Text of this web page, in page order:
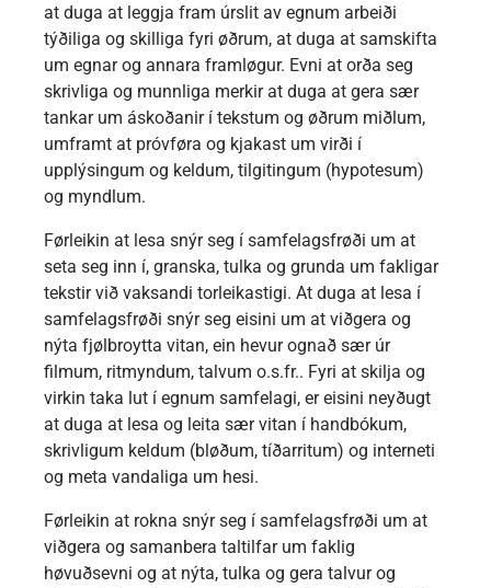
at duga at leggja fram úrslit av egnum arbeiði
týðiliga og skilliga fyri øðrum, at duga at samskifta
um egnar og annara framløgur. Evni at orða seg
skrivliga og munnliga merkir at duga at gera sær
tankar um áskoðanir í tekstum og øðrum miðlum,
umframt at próvføra og kjakast um virði í
upplýsingum og keldum, tilgitingum (hypotesum)
og myndlum.
Førleikin at lesa snýr seg í samfelagsfrøði um at
seta seg inn í, granska, tulka og grunda um fakligar
tekstir við vaksandi torleikastigi. At duga at lesa í
samfelagsfrøði snýr seg eisini um at viðgera og
nýta fjølbroytta vitan, ein hevur ognað sær úr
filmum, ritmyndum, talvum o.s.fr.. Fyri at skilja og
virkin taka lut í egnum samfelagi, er eisini neyðugt
at duga at lesa og leita sær vitan í handbókum,
skrivligum keldum (bløðum, tíðarritum) og interneti
og meta vandaliga um hesi.
Førleikin at rokna snýr seg í samfelagsfrøði um at
viðgera og samanbera taltilfar um faklig
høvuðsevni og at nýta, tulka og gera talvur og